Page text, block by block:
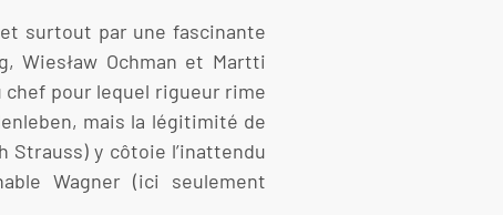
surtout par une fascinante
Wiesław Ochman et Martti
chef pour lequel rigueur rime
mais la légitimité de
Strauss) y côtoie l’inattendu
Wagner (ici seulement